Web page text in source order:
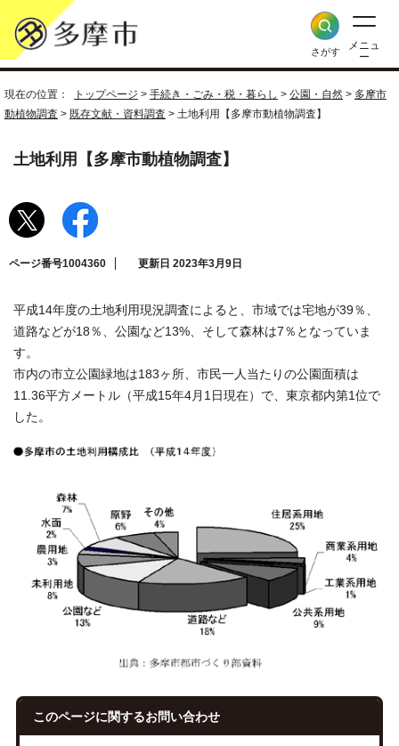
さがす
メニュ
ー
現在の位置： トップページ > 手続き・ごみ・税・暮らし > 公園・自然 > 多摩市
動植物調査 > 既存文献・資料調査 > 土地利用【多摩市動植物調査】
土地利用【多摩市動植物調査】
ページ番号1004360 更新日 2023年3月9日
平成14年度の土地利用現況調査によると、市域では宅地が39％、
道路などが18％、公園など13%、そして森林は7％となっていま
す。
市内の市立公園緑地は183ヶ所、市民一人当たりの公園面積は
11.36平方メートル（平成15年4月1日現在）で、東京都内第1位で
した。
このページに関するお問い合わせ